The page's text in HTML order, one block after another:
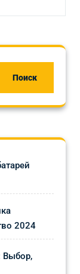
Поиск
2024
Выбор,